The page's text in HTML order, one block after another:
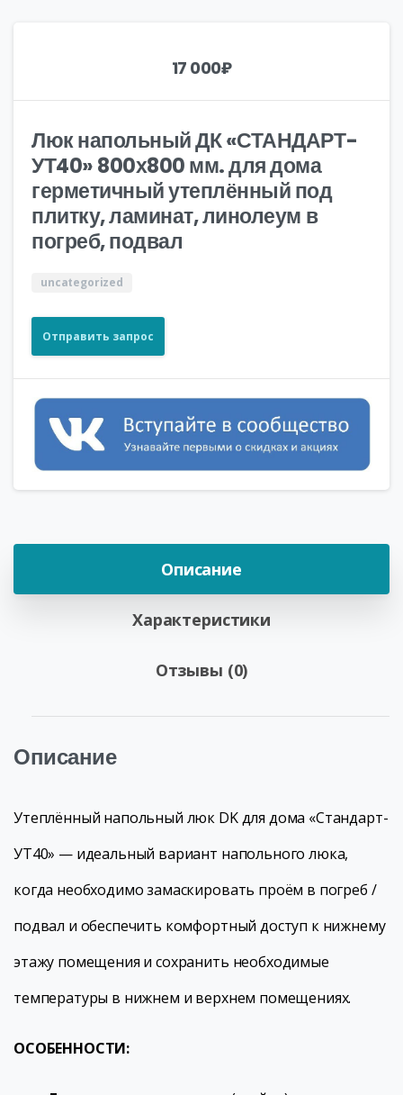
17 000₽
Люк напольный ДК «СТАНДАРТ-
УТ40» 800х800 мм. для дома
герметичный утеплённый под
плитку, ламинат, линолеум в
погреб, подвал
uncategorized
Отправить запрос
Описание
Характеристики
Отзывы (0)
Описание
Утеплённый напольный люк DK для дома «Стандарт-
УТ40» — идеальный вариант напольного люка,
когда необходимо замаскировать проём в погреб /
подвал и обеспечить комфортный доступ к нижнему
этажу помещения и сохранить необходимые
температуры в нижнем и верхнем помещениях.
ОСОБЕННОСТИ: